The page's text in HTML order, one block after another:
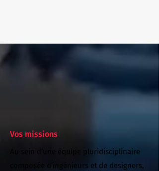
Vos missions
Au sein d’une équipe pluridisciplinaire
composée d’ingénieurs et de designers,